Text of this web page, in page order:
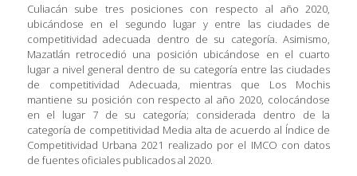
Culiacán sube tres posiciones con respecto al año 2020,
ubicándose en el segundo lugar y entre las ciudades de
competitividad adecuada dentro de su categoría. Asimismo,
Mazatlán retrocedió una posición ubicándose en el cuarto
lugar a nivel general dentro de su categoría entre las ciudades
de competitividad Adecuada, mientras que Los Mochis
mantiene su posición con respecto al año 2020, colocándose
en el lugar 7 de su categoría; considerada dentro de la
categoría de competitividad Media alta de acuerdo al Índice de
Competitividad Urbana 2021 realizado por el IMCO con datos
de fuentes oficiales publicados al 2020.